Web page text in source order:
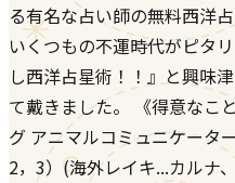
る有名な占い師の無料西洋
いくつもの不運時代がピタ
し西洋占星術！！』と興味
て戴きました。 《得意なこ
グ アニマルコミュニケータ
2，3）(海外レイキ...カルナ